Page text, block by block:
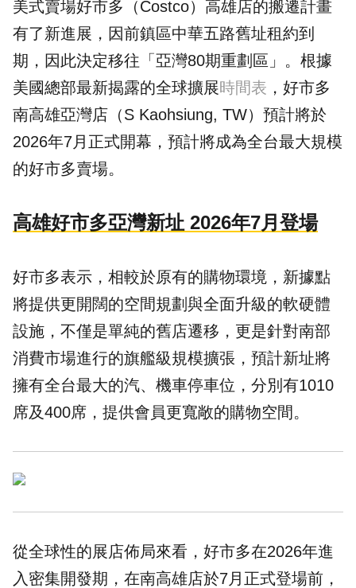
美式賣場好市多 （Costco） 高雄店的搬遷計畫
有了新進展，因前鎮區中華五路舊址租約到
期，因此決定移往「亞灣80期重劃區 」。根據
美國總部最新揭露的全球擴展時間表 ，好市多
南高雄亞灣店（S Kaohsiung, TW）預計將於
2026年7月正式開幕，預計將成為全台最大規模
的好市多賣場。
高雄好市多亞灣新址 2026年7月登場
好市多表示，相較於原有的購物環境，新據點
將提供更開闊的空間規劃與全面升級的軟硬體
設施，不僅是單純的舊店遷移，更是針對南部
消費市場進行的旗艦級規模擴張，預計新址將
擁有全台最大的汽、機車停車位，分別有1010
席及400席，提供會員更寬敞的購物空間。
從全球性的展店佈局來看，好市多在2026年進
入密集開發期，在南高雄店於7月正式登場前，